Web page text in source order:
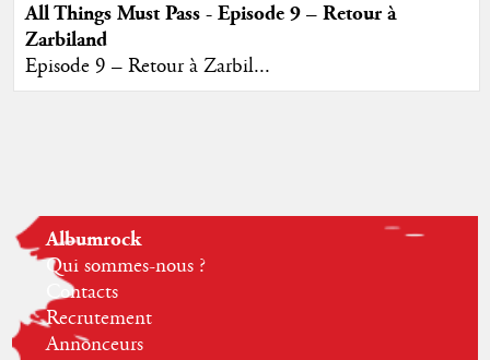
All Things Must Pass - Episode 9 – Retour à
Zarbiland
Episode 9 – Retour à Zarbil...
Albumrock
Qui sommes-nous ?
Contacts
Recrutement
Annonceurs